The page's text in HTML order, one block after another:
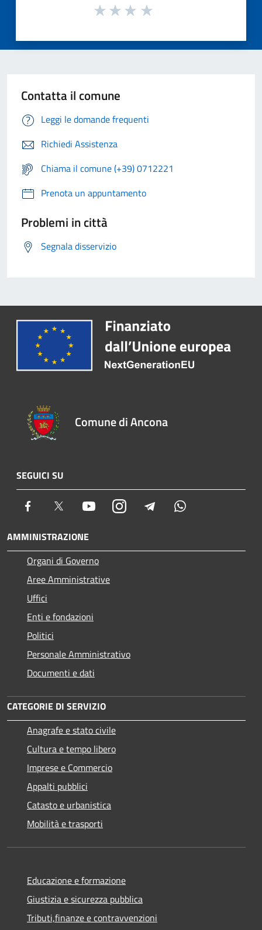
Contatta il comune
Leggi le domande frequenti
Richiedi Assistenza
Chiama il comune (+39) 0712221
Prenota un appuntamento
Problemi in città
Segnala disservizio
Comune di Ancona
SEGUICI SU
Facebook Twitter YoutubeInstagram Telegram
AMMINISTRAZIONE
Organi di Governo
Aree Amministrative
Uffici
Enti e fondazioni
Politici
Personale Amministrativo
Documenti e dati
CATEGORIE DI SERVIZIO
Anagrafe e stato civile
Cultura e tempo libero
Imprese e Commercio
Appalti pubblici
Catasto e urbanistica
Mobilità e trasporti
Educazione e formazione
Giustizia e sicurezza pubblica
Tributi,finanze e contravvenzioni